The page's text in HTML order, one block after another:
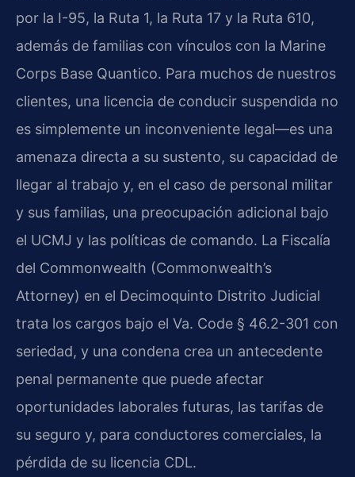
por la I-95, la Ruta 1, la Ruta 17 y la Ruta 610,
además de familias con vínculos con la Marine
Corps Base Quantico. Para muchos de nuestros
clientes, una licencia de conducir suspendida no
es simplemente un inconveniente legal—es una
amenaza directa a su sustento, su capacidad de
llegar al trabajo y, en el caso de personal militar
y sus familias, una preocupación adicional bajo
el UCMJ y las políticas de comando. La Fiscalía
del Commonwealth (Commonwealth’s
Attorney) en el Decimoquinto Distrito Judicial
trata los cargos bajo el Va. Code § 46.2-301 con
seriedad, y una condena crea un antecedente
penal permanente que puede afectar
oportunidades laborales futuras, las tarifas de
su seguro y, para conductores comerciales, la
pérdida de su licencia CDL.